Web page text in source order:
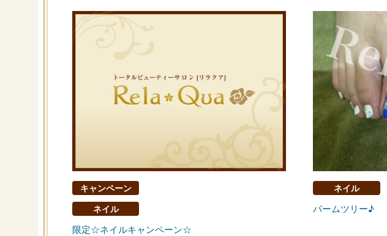
キャンペーン
ネイル
限定☆ネイルキャンペーン☆
ネイル
パームツリー♪